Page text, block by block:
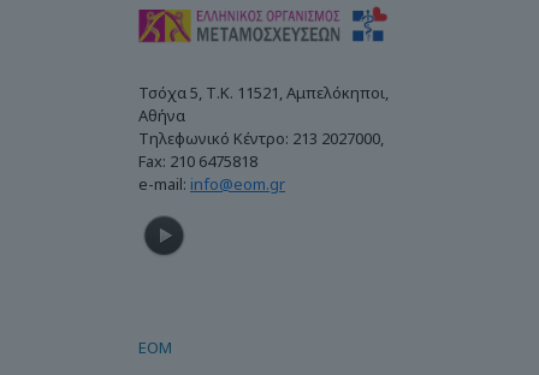
Τσόχα 5, Τ.Κ. 11521, Αμπελόκηποι,
Αθήνα
Τηλεφωνικό Κέντρο: 213 2027000,
Fax: 210 6475818
e-mail: info@eom.gr
ΕΟΜ